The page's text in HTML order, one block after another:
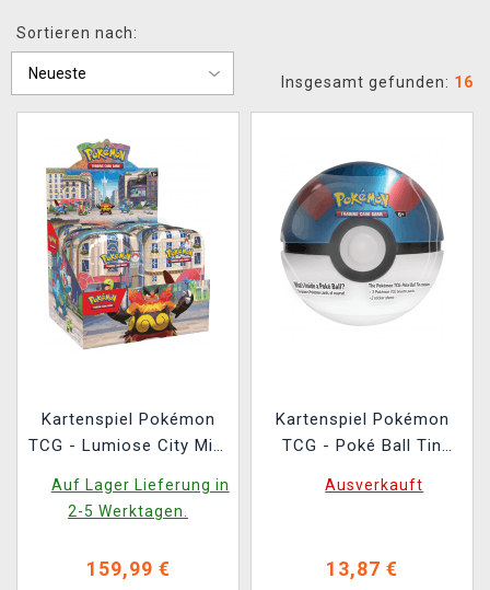
XZONE CLUB
Sortieren nach:
Insgesamt gefunden: 16
Kartenspiel Pokémon
TCG - Lumiose City Mini
(ENGLISCHE VERSION)
Auf Lager Lieferung in
2-5 Werktagen.
159,99 €
Kartenspiel Pokémon
TCG - Poké Ball Tin
VERSION)
Ausverkauft
13,87 €